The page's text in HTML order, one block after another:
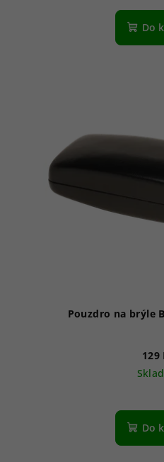
Do
Pouzdro na brýle
129
Do